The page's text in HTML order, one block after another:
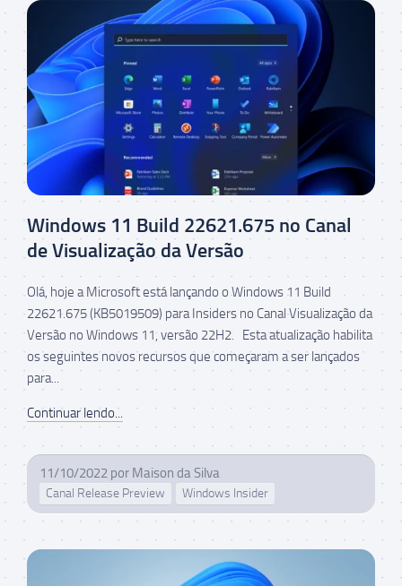
Windows 11 Build 22621.675 no Canal
de Visualização da Versão
Olá, hoje a Microsoft está lançando o Windows 11 Build
22621.675 (KB5019509) para Insiders no Canal Visualização da
Versão no Windows 11, versão 22H2. Esta atualização habilita
os seguintes novos recursos que começaram a ser lançados
para...
Continuar lendo...
11/10/2022 por Maison da Silva
Canal Release Preview Windows Insider